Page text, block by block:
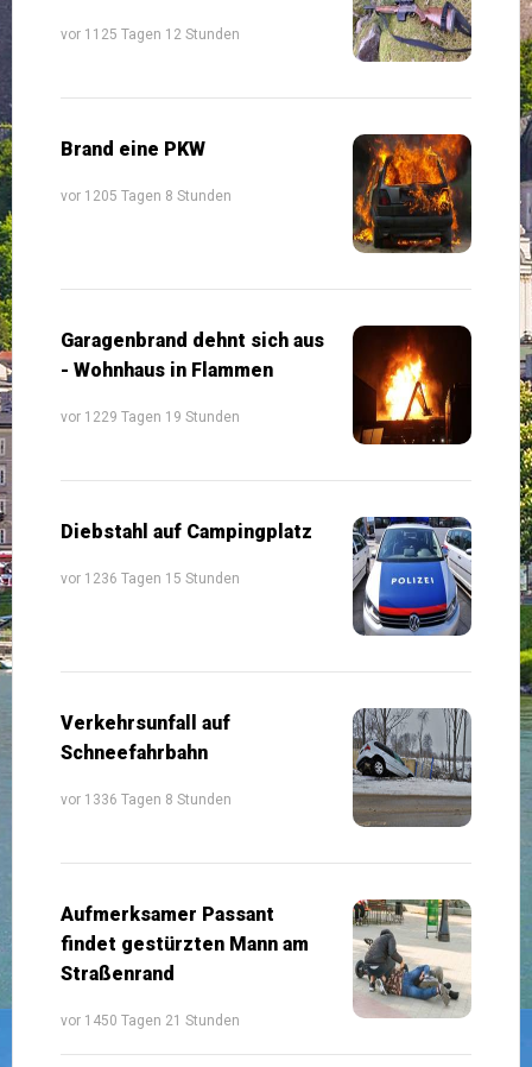
vor 1125 Tagen 12 Stunden
Brand eine PKW
vor 1205 Tagen 8 Stunden
Garagenbrand dehnt sich aus
- Wohnhaus in Flammen
vor 1229 Tagen 19 Stunden
Diebstahl auf Campingplatz
vor 1236 Tagen 15 Stunden
Verkehrsunfall auf
Schneefahrbahn
vor 1336 Tagen 8 Stunden
Aufmerksamer Passant
findet gestürzten Mann am
Straßenrand
vor 1450 Tagen 21 Stunden